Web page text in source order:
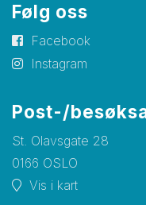
Følg oss
Facebook
Instagram
Post-/
St. Olavsgate 28
0166 OSLO
Vis i kart